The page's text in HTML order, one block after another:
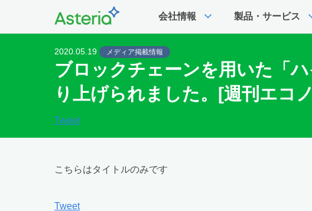
会社情報 expand_more 製品・サービス
2020.05.19 メディア掲載情報
ブロックチェーンを用いた「
り上げられました。[週刊エコ
Tweet
こちらはタイトルのみです
Tweet